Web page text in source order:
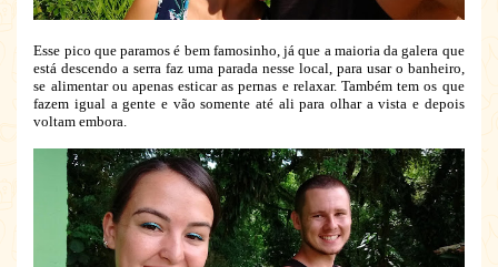
Esse pico que paramos é bem famosinho, já que a maioria da galera que
está descendo a serra faz uma parada nesse local, para usar o banheiro,
se alimentar ou apenas esticar as pernas e relaxar. Também tem os que
fazem igual a gente e vão somente até ali para olhar a vista e depois
voltam embora.